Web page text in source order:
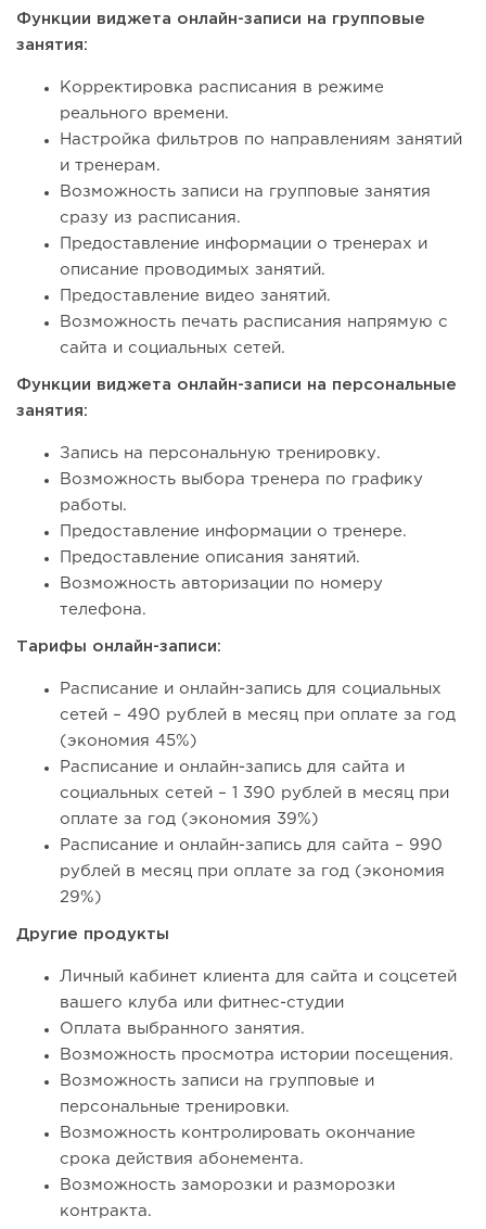
Функции виджета онлайн-записи на групповые
занятия:
Корректировка расписания в режиме
реального времени.
Настройка фильтров по направлениям занятий
и тренерам.
Возможность записи на групповые занятия
сразу из расписания.
Предоставление информации о тренерах и
описание проводимых занятий.
Предоставление видео занятий.
Возможность печать расписания напрямую с
сайта и социальных сетей.
Функции виджета онлайн-записи на персональные
занятия:
Запись на персональную тренировку.
Возможность выбора тренера по графику
работы.
Предоставление информации о тренере.
Предоставление описания занятий.
Возможность авторизации по номеру
телефона.
Тарифы онлайн-записи:
Расписание и онлайн-запись для социальных
сетей – 490 рублей в месяц при оплате за год
(экономия 45%)
Расписание и онлайн-запись для сайта и
социальных сетей – 1 390 рублей в месяц при
оплате за год (экономия 39%)
Расписание и онлайн-запись для сайта – 990
рублей в месяц при оплате за год (экономия
29%)
Другие продукты
Личный кабинет клиента для сайта и соцсетей
вашего клуба или фитнес-студии
Оплата выбранного занятия.
Возможность просмотра истории посещения.
Возможность записи на групповые и
персональные тренировки.
Возможность контролировать окончание
срока действия абонемента.
Возможность заморозки и разморозки
контракта.